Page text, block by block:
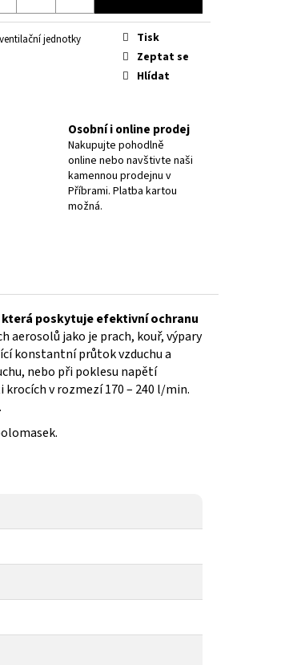
jednotky
Tisk
Zeptat se
Hlídat
Osobní i online prodej
Nakupujte pohodlně
online nebo navštivte naši
kamennou prodejnu v
Příbrami. Platba kartou
možná.
poskytuje efektivní ochranu
aerosolů jako je prach, kouř, výpary
konstantní průtok vzduchu a
nebo při poklesu napětí
v rozmezí 170 – 240 l/min.